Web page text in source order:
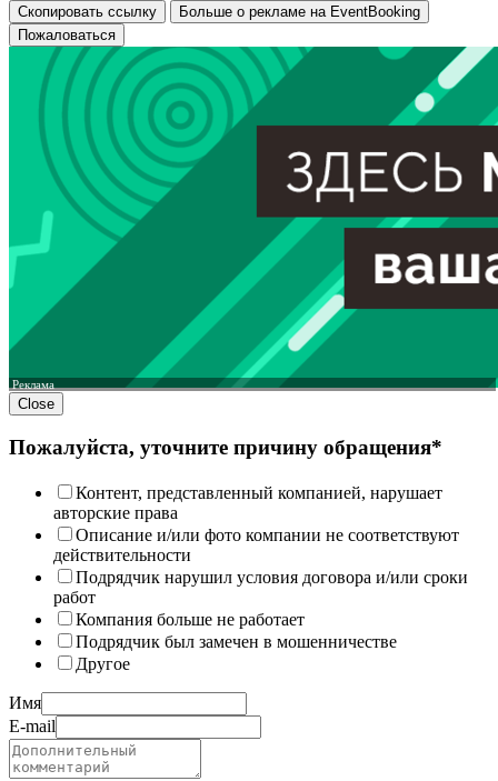
Скопировать ссылку
Больше о рекламе на EventBooking
Пожаловаться
Реклама
Close
Пожалуйста, уточните причину обращения*
Контент, представленный компанией, нарушает
авторские права
Описание и/или фото компании не соответствуют
действительности
Подрядчик нарушил условия договора и/или сроки
работ
Компания больше не работает
Подрядчик был замечен в мошенничестве
Другое
Имя
E-mail